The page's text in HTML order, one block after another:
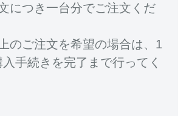
につき一台分でご注文くだ
のご注文を希望の場合は、1
手続きを完了まで行ってく